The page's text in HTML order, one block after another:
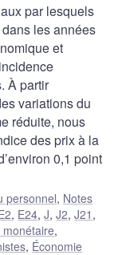
par lesquels
les années
et
À partir
variations du
réduite, nous
des prix à la
0,1 point
personnel, Notes
, E24,J,J2,J21 ,
monétaire,
, Économie